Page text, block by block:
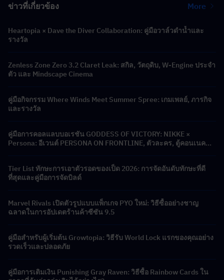
ข่าวที่เกี่ยวข้อง More
Heartopia × Dave the Diver Collaboration: คู่มือวาล์วดำน้ำและ
รางวัล
Zenless Zone Zero 3.2 Claret Leak: สกิล, วัตถุดิบ, W-Engine ประจำ
ตัว และ Mindscape Cinema
คู่มือกิจกรรม Where Winds Meet Summer Spree: เกมเพลย์, ภารกิจ
และรางวัล
คู่มือการคอลแลบบอเรชัน GODDESS OF VICTORY: NIKKE ×
Persona: อีเวนต์ PERSONA ON FRONTLINE, ตัวละคร, ตู้คอนเนคชั่น
Tier List ทักษะการเอาตัวรอดของเป็ด 2026: การจัดอันดับทักษะที่ดี
ที่สุดและคู่มือการจัดบิลด์
Marvel Rivals เปิดตัวรูปแบบแพ็กเกจ PYO ใหม่: วิธีซื้ออย่างชาญ
ฉลาดในการอัปเดตร้านค้าซีซัน 9.5
คู่มือสำหรับผู้เริ่มต้น Growtopia: วิธีรับ World Lock แรกของคุณอย่าง
รวดเร็วและปลอดภัย
คู่มือการเติมเงิน Punishing Gray Raven: วิธีซื้อ Rainbow Cards ใน